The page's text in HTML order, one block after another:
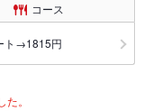
コース
ト→1815円
。